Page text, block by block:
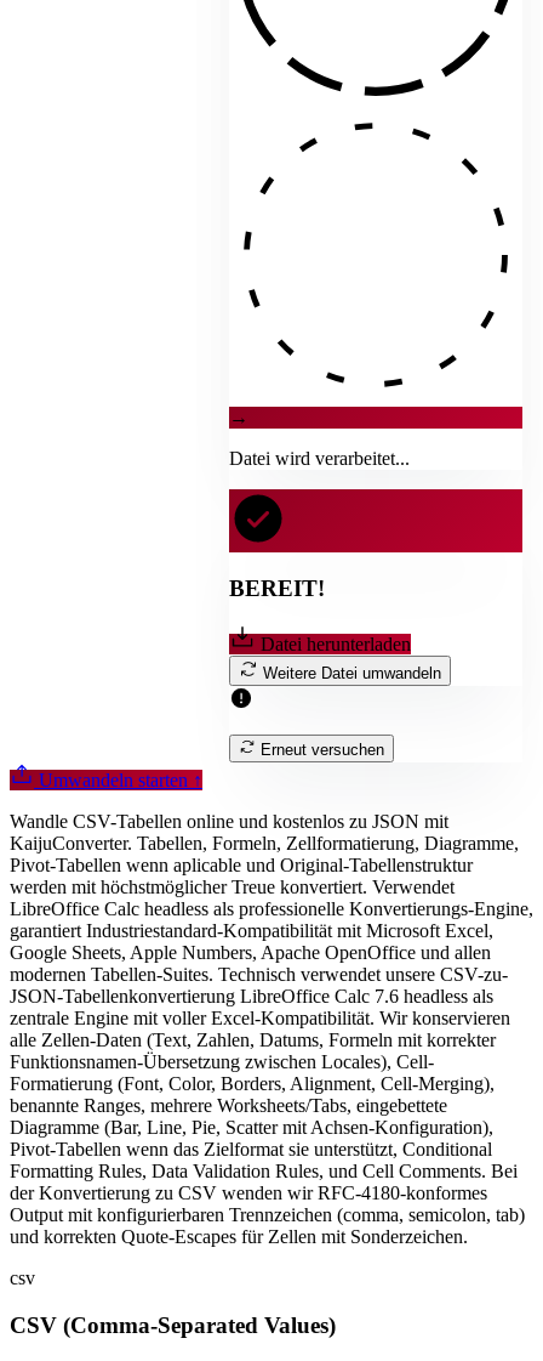
→
Datei wird verarbeitet...
BEREIT!
Datei herunterladen
Weitere Datei umwandeln
Erneut versuchen
Umwandeln starten ↑
Wandle CSV-Tabellen online und kostenlos zu JSON mit
KaijuConverter. Tabellen, Formeln, Zellformatierung, Diagramme,
Pivot-Tabellen wenn aplicable und Original-Tabellenstruktur
werden mit höchstmöglicher Treue konvertiert. Verwendet
LibreOffice Calc headless als professionelle Konvertierungs-Engine,
garantiert Industriestandard-Kompatibilität mit Microsoft Excel,
Google Sheets, Apple Numbers, Apache OpenOffice und allen
modernen Tabellen-Suites. Technisch verwendet unsere CSV-zu-
JSON-Tabellenkonvertierung LibreOffice Calc 7.6 headless als
zentrale Engine mit voller Excel-Kompatibilität. Wir konservieren
alle Zellen-Daten (Text, Zahlen, Datums, Formeln mit korrekter
Funktionsnamen-Übersetzung zwischen Locales), Cell-
Formatierung (Font, Color, Borders, Alignment, Cell-Merging),
benannte Ranges, mehrere Worksheets/Tabs, eingebettete
Diagramme (Bar, Line, Pie, Scatter mit Achsen-Konfiguration),
Pivot-Tabellen wenn das Zielformat sie unterstützt, Conditional
Formatting Rules, Data Validation Rules, und Cell Comments. Bei
der Konvertierung zu CSV wenden wir RFC-4180-konformes
Output mit konfigurierbaren Trennzeichen (comma, semicolon, tab)
und korrekten Quote-Escapes für Zellen mit Sonderzeichen.
csv
CSV (Comma-Separated Values)